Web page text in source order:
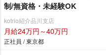
制/無資格・未経験OK
kotrio紹介品川支店
月給24万円～40万円
正社員 / 東京都